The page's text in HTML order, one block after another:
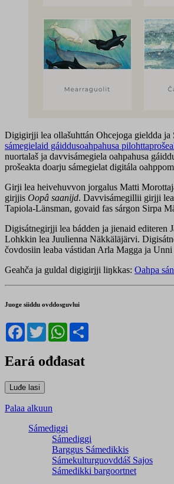
Digigirjji lea ollašuhttán Ohcejoga gieldda ja
sámegielaid gáiddusoahpahusa
nuortalaš ja davvisámegiela oahpahusa
prošeakta doarju sámegielat digitála
Girji lea heivehuvvon jorgalus Matti
girjjis Oopâ saanijd. Davvisámegillii girjji
Tapiola-Länsman, govaid fas sárgon Sirpa
Digisátnegirjji lea bádden ja jienaid editeren
Lohkkin lea Juulienna Näkkäläjärvi.
čovdosiin leaba vástidan Arla Magga ja Unni
Geahča ja guldal digigirjji liŋkkas: Oahpa
Juoge siiddu ovddosguvlui
Facebook
TwitterWhatsApp
Eará ođđasat
Palaa alkuun
Sámediggi
Sámediggi
Barggus Sámedikkis
Sámekulturguovddáš Sajos
Sámedikki bargoortnet